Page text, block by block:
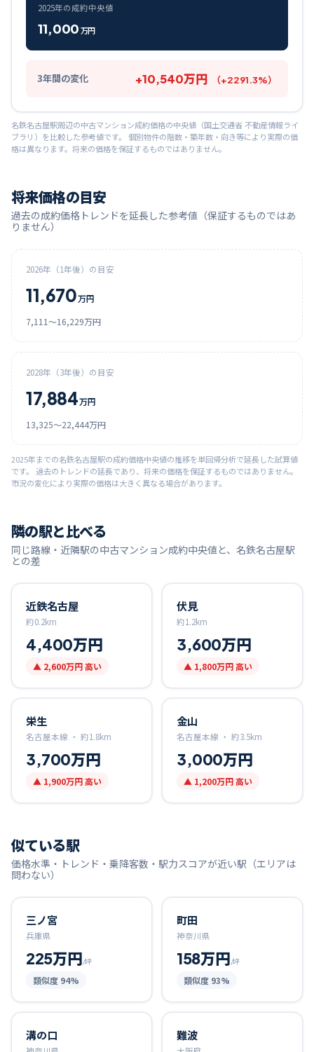
2025年の成約中央値
11,000 万円
3年間の変化 +10,540万円 （+2291.3%）
名鉄名古屋駅周辺の中古マンション成約価格の中央値（国土交通省 不動産情報ライ
ブラリ）を比較した参考値です。 個別物件の階数・築年数・向き等により実際の価
格は異なります。将来の価格を保証するものではありません。
将来価格の目安
過去の成約価格トレンドを延長した参考値（保証するものではあ
りません）
2026年（1年後）の目安
11,670万円
7,111〜16,229万円
2028年（3年後）の目安
17,884万円
13,325〜22,444万円
2025年までの名鉄名古屋駅の成約価格中央値の推移を単回帰分析で延長した試算値
です。 過去のトレンドの延長であり、将来の価格を保証するものではありません。
市況の変化により実際の価格は大きく異なる場合があります。
隣の駅と比べる
同じ路線・近隣駅の中古マンション成約中央値と、 名鉄名古屋駅
との差
近鉄名古屋
約0.2km
4,400万円
▲ 2,600万円高い
伏見
約1.2km
3,600万円
▲ 1,800万円高い
栄生
名古屋本線 ・ 約1.8km
3,700万円
▲ 1,900万円高い
金山
名古屋本線 ・ 約3.5km
3,000万円
▲ 1,200万円高い
似ている駅
価格水準・トレンド・乗降客数・駅力スコアが近い駅（エリアは
問わない）
三ノ宮
兵庫県
225万円/坪
類似度 94%
町田
神奈川県
158万円/坪
類似度 93%
溝の口 難波